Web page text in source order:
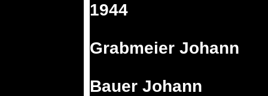
1944
Grabmeier Johann
Bauer Johann